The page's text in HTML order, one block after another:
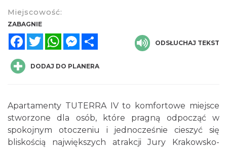
Miejscowość:
ZABAGNIE
FacebookTwitterWhatsAppMessenger
ODSŁUCHAJ TEKST
DODAJ DO PLANERA
Apartamenty TUTERRA IV to komfortowe miejsce
stworzone dla osób, które pragną odpocząć w
spokojnym otoczeniu i jednocześnie cieszyć się
bliskością największych atrakcji Jury Krakowsko-